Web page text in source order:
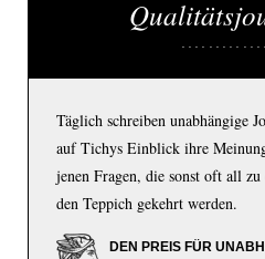
Täglich schreiben unabhängige
auf Tichys Einblick ihre
jenen Fragen, die sonst oft all
den Teppich gekehrt werden.
DEN PREIS FÜR